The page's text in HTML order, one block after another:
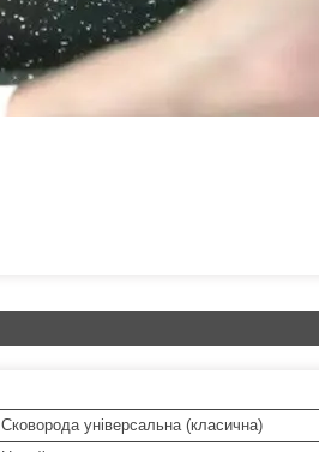
Сковорода універсальна (класична)